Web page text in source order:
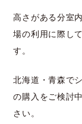
高さがある分室
場の利用に際し
す。
北海道・青森で
の購入をご検討
さい。